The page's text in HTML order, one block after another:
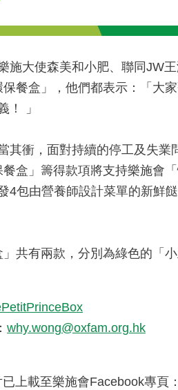
施大使森美和小肥、聯同JW
餐盒」，他們都表示：「大
！ 」
其衝，面對持續的停工及失
盒」籌得款項將支持樂施會
4包由營養師設計菜單的新
共有兩款，分別為綠色的「
why.wong@oxfam.org.hk
上載至樂施會Facebook專頁：